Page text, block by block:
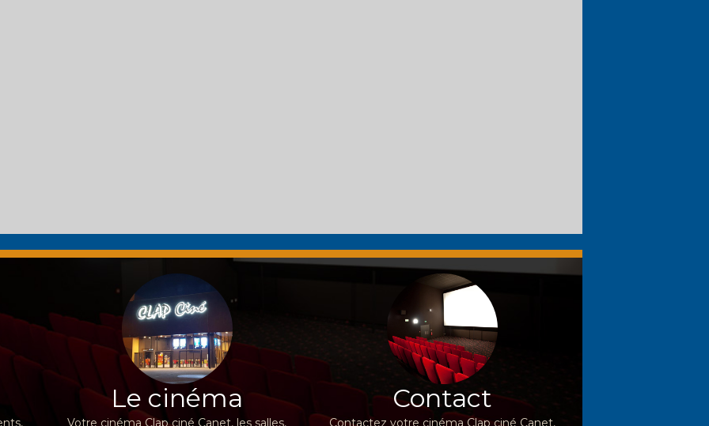
Le cinéma
Votre cinéma Clap ciné Canet, les salles,
Contact
Contactez votre cinéma Clap ciné Canet,